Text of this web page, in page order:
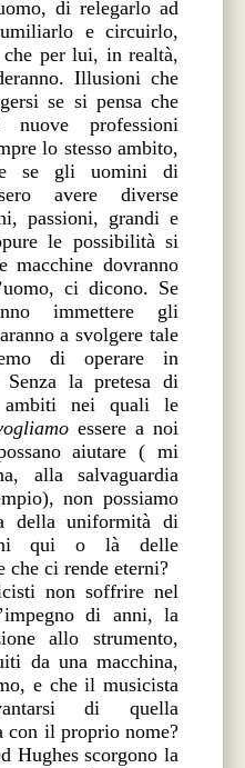
di relegarlo ad
e circuirlo,
per lui, in realtà,
Illusioni che
se si pensa che
nuove professioni
lo stesso ambito,
se gli uomini di
avere diverse
passioni, grandi e
le possibilità si
macchine dovranno
ci dicono. Se
immettere gli
a svolgere tale
di operare in
Senza la pretesa di
ambiti nei quali le
essere a noi
aiutare ( mi
alla salvaguardia
non possiamo
della uniformità di
qui o là delle
che ci rende eterni?
non soffrire nel
di anni, la
allo strumento,
da una macchina,
e che il musicista
di quella
con il proprio nome?
Hughes scorgono la